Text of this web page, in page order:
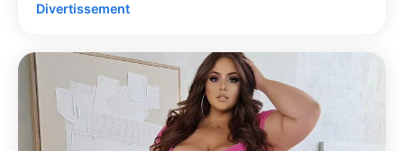
Divertissement